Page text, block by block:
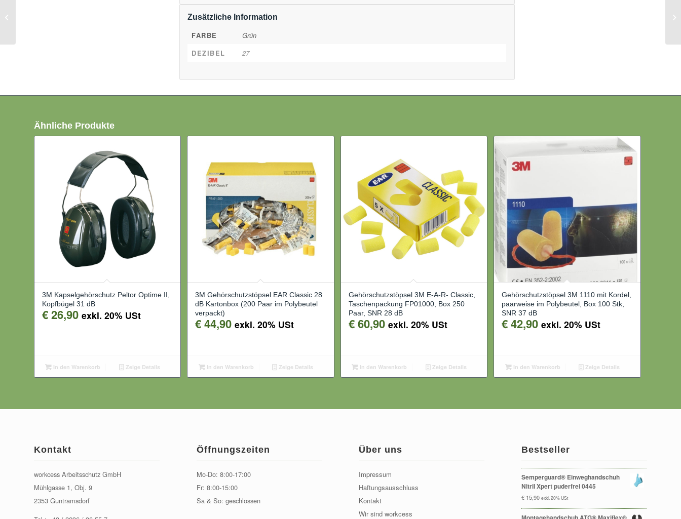
Zusätzliche Information
FARBE
Grün
DEZIBEL
27
Ähnliche Produkte
3M Kapselgehörschutz Peltor Optime II,
Kopfbügel 31 dB
€26,90 exkl. 20% USt
In den Warenkorb Zeige Details
3M Gehörschutzstöpsel EAR Classic 28
dB Kartonbox (200 Paar im Polybeutel
verpackt)
€44,90 exkl. 20% USt
In den Warenkorb Zeige Details
Gehörschutzstöpsel 3M E-A-R- Classic,
Taschenpackung FP01000, Box 250
Paar, SNR 28 dB
€60,90 exkl. 20% USt
In den Warenkorb Zeige Details
Gehörschutzstöpsel 3M 1110 mit Kordel,
paarweise im Polybeutel, Box 100 Stk,
SNR 37 dB
€42,90 exkl. 20% USt
In den Warenkorb Zeige Details
Kontakt
workcess Arbeitsschutz GmbH
Mühlgasse 1, Obj. 9
2353 Guntramsdorf
Öffnungszeiten
Mo-Do: 8:00-17:00
Fr: 8:00-15:00
Sa & So: geschlossen
Über uns
Impressum
Haftungsausschluss
Kontakt
Wir sind workcess
Bestseller
Semperguard® Einweghandschuh
Nitril Xpert puderfrei 0445
€15,90 exkl. 20% USt